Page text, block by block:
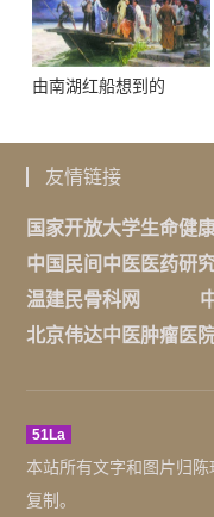
由南湖红船想到的
友情链接
国家开放大学生命健
中国民间中医医药研
温建民骨科网
北京伟达中医肿瘤医
51La
本站所有文字和图片归
复制。